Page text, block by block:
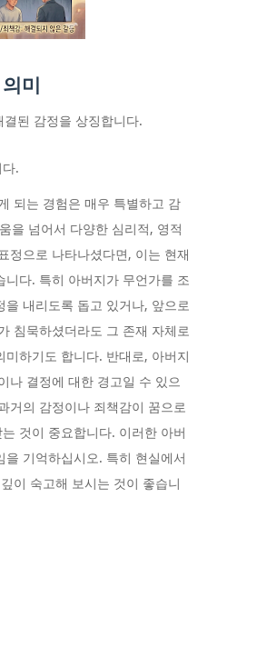
미
된 감정을 상징합니다.
.
되는 경험은 매우 특별하고 감
을 넘어서 다양한 심리적, 영적
정으로 나타나셨다면, 이는 현재
다. 특히 아버지가 무언가를 조
내리도록 돕고 있거나, 앞으로
침묵하셨더라도 그 존재 자체로
하기도 합니다. 반대로, 아버지
나 결정에 대한 경고일 수 있으
거의 감정이나 죄책감이 꿈으로
것이 중요합니다. 이러한 아버
기억하십시오. 특히 현실에서
이 숙고해 보시는 것이 좋습니